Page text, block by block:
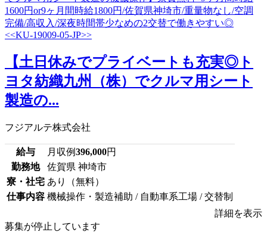
【土日休みでプライベートも充実◎ト
ヨタ紡織九州（株）でクルマ用シート
製造の...
フジアルテ株式会社
給与 月収例396,000円
勤務地
佐賀県 神埼市
寮・社宅 あり（無料）
仕事内容 機械操作・製造補助 / 自動車系工場 / 交替制
詳細を表示
募集が停止しています